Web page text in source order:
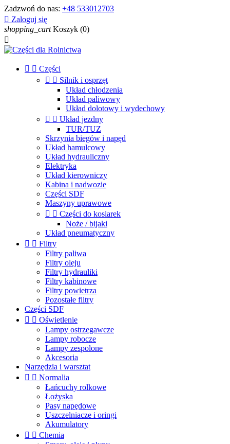
Zadzwoń do nas: +48 533012703
 Zaloguj się
shopping_cart Koszyk (0)

  Części
  Silnik i osprzęt
Układ chłodzenia
Układ paliwowy
Układ dolotowy i wydechowy
  Układ jezdny
TUR/TUZ
Skrzynia biegów i napęd
Układ hamulcowy
Układ hydrauliczny
Elektryka
Układ kierowniczy
Kabina i nadwozie
Części SDF
Maszyny uprawowe
  Części do kosiarek
Noże / bijaki
Układ pneumatyczny
  Filtry
Filtry paliwa
Filtry oleju
Filtry hydrauliki
Filtry kabinowe
Filtry powietrza
Pozostałe filtry
Części SDF
  Oświetlenie
Lampy ostrzegawcze
Lampy robocze
Lampy zespolone
Akcesoria
Narzędzia i warsztat
  Normalia
Łańcuchy rolkowe
Łożyska
Pasy napędowe
Uszczelniacze i oringi
Akumulatory
  Chemia